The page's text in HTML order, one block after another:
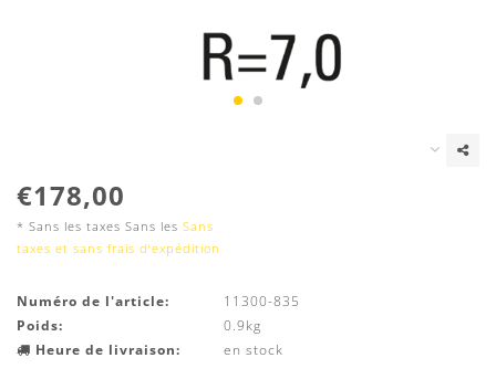
€178,00
* Sans les taxes Sans les Sans
taxes et sans frais d‘expédition
Numéro de l'article:
11300-835
Poids:
0.9kg
Heure de livraison:
en stock